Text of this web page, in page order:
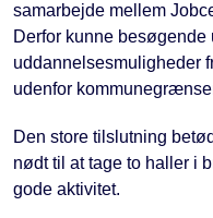
samarbejde mellem
Derfor kunne
uddannelsesmuligheder
udenfor
Den store tilslutning
nødt til at tage to haller i
gode aktivitet.